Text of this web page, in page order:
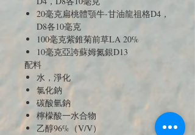
20毫克扁桃體顎牛-甘油龍祖格D4，
D8各10毫克
100毫克紫錐菊前草LA 20%
10毫克亞誇蘇姆氮銀D13
配料
水，淨化
氯化鈉
碳酸氫鈉
檸檬酸一水合物
乙醇96%（V/V）